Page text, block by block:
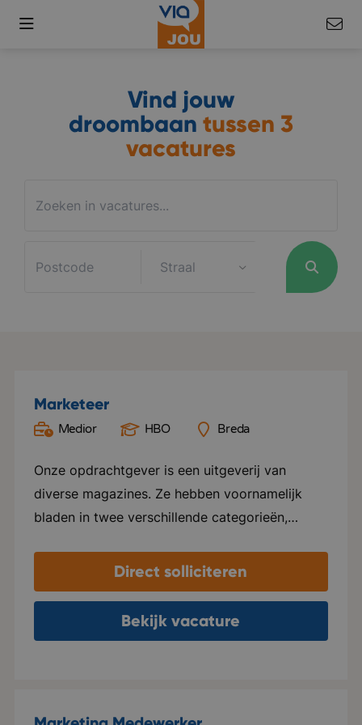
Vind jouw
droombaan tussen 3
vacatures
Marketeer
Medior HBO Breda
Onze opdrachtgever is een uitgeverij van
diverse magazines. Ze hebben voornamelijk
bladen in twee verschillende categorieën,
hier alles voor, van ontwerp tot marketing en
distributie. Elk blad beschikt over een eigen
website en social media kanalen. Naast het
uitgeven van tijdschriften, ondersteunen ze ook
Direct solliciteren
Bekijk vacature